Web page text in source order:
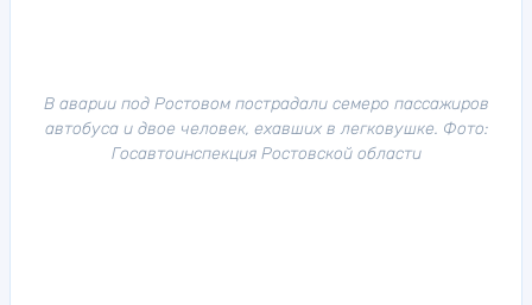
В аварии под Ростовом пострадали семеро пассажиров
автобуса и двое человек, ехавших в легковушке. Фото:
Госавтоинспекция Ростовской области